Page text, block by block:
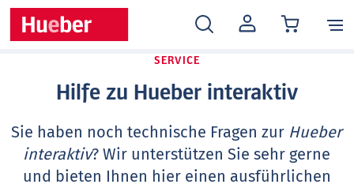
MEIN
KONTO
SERVICE
Hilfe zu Hueber interaktiv
Sie haben noch technische Fragen zur Hueber
interaktiv? Wir unterstützen Sie sehr gerne
und bieten Ihnen hier einen ausführlichen